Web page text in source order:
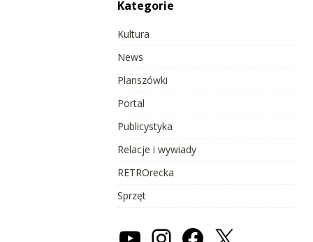
Kategorie
Kultura
News
Planszówki
Portal
Publicystyka
Relacje i wywiady
RETROrecka
Sprzęt